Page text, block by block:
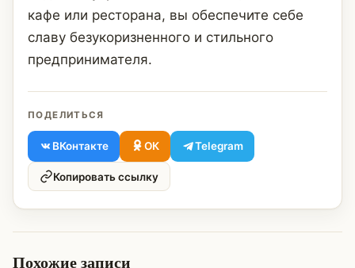
кафе или ресторана, вы обеспечите себе
славу безукоризненного и стильного
предпринимателя.
ПОДЕЛИТЬСЯ
ВКонтакте ОК Telegram
Копировать ссылку
Похожие записи